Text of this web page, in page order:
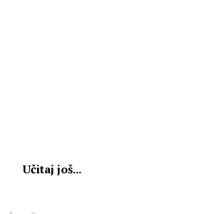
Učitaj još...